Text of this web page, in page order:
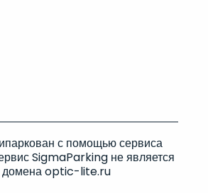
с помощью сервиса
SigmaParking не является
домена optic-lite.ru